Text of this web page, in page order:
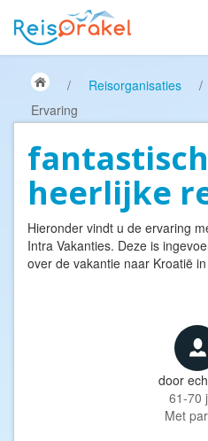
/ Reisorganisaties /
Ervaring
heerlijke
Hieronder vindt u de ervaring
Intra Vakanties. Deze is
over de vakantie naar Kroatië
door
61-70
Met